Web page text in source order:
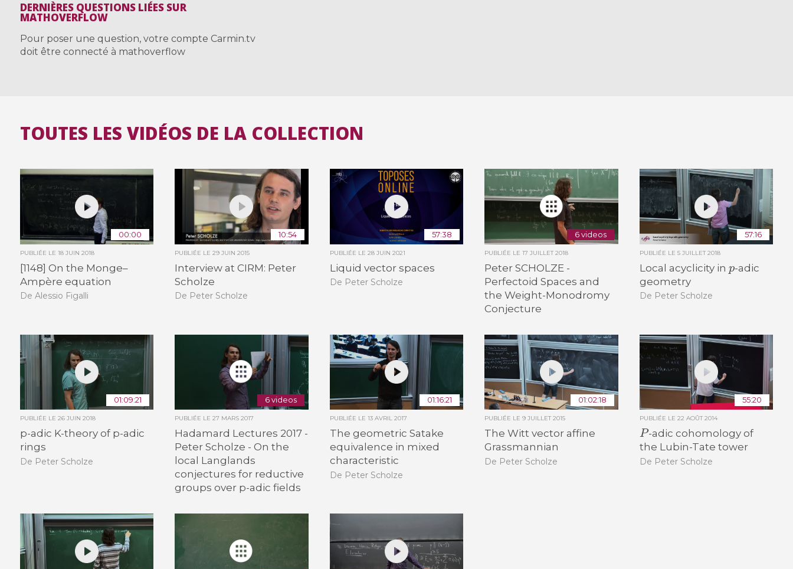
DERNIÈRES QUESTIONS LIÉES SUR
MATHOVERFLOW
Pour poser une question, votre compte Carmin.tv
doit être connecté à mathoverflow
TOUTES LES VIDÉOS DE LA COLLECTION
00:00
PUBLIÉE LE 18 JUIN 2018
[1148] On the Monge–
Ampère equation
De Alessio Figalli
10:54
PUBLIÉE LE29 JUIN 2015
Interview at CIRM: Peter
Scholze
De Peter Scholze
57:38
PUBLIÉE LE 28 JUIN 2021
Liquid vector spaces
De Peter Scholze
6 videos
PUBLIÉE LE17 JUILLET 2018
Peter SCHOLZE -
Perfectoid Spaces and
the Weight-Monodromy
Conjecture
57:16
PUBLIÉE LE 5 JUILLET 2018
Local acyclicity in
-adic
geometry
De Peter Scholze
01:09:21
PUBLIÉE LE 26 JUIN 2018
p-adic K-theory of p-adic
rings
De Peter Scholze
6 videos
PUBLIÉE LE27 MARS 2017
Hadamard Lectures 2017 -
Peter Scholze - On the
local Langlands
conjectures for reductive
groups over p-adic fields
01:16:21
PUBLIÉE LE 13 AVRIL 2017
The geometric Satake
equivalence in mixed
characteristic
De Peter Scholze
01:02:18
PUBLIÉE LE9 JUILLET 2015
The Witt vector affine
Grassmannian
De Peter Scholze
55:20
PUBLIÉE LE 22 AOÛT 2014
P
-adic cohomology of
the Lubin-Tate tower
De Peter Scholze